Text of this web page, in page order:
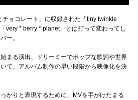
ョコレート」に収録された「tiny twinkle
very * berry * planet」とは打って変わってし
ー。
まる演出、ドリーミーでポップな歌詞や世界
て、アルバム制作の早い段階から映像化を決
かりと表現するために、MVを手がけたまる